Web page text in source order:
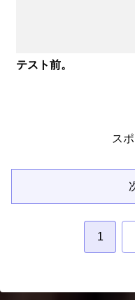
テスト前。
ス
1